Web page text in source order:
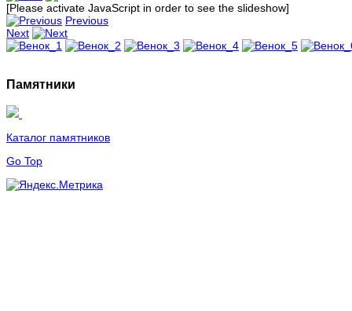
[Please activate JavaScript in order to see the slideshow]
Previous
Next
Памятники
Каталог памятников
Go Top